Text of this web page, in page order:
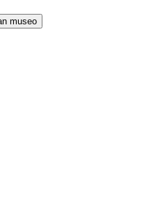
museo